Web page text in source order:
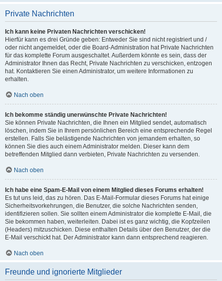
Private Nachrichten
Ich kann keine Privaten Nachrichten verschicken!
Hierfür kann es drei Gründe geben: Entweder Sie sind nicht registriert und /
oder nicht angemeldet, oder die Board-Administration hat Private Nachrichten
für das komplette Forum ausgeschaltet. Außerdem könnte es sein, dass der
Administrator Ihnen das Recht, Private Nachrichten zu verschicken, entzogen
hat. Kontaktieren Sie einen Administrator, um weitere Informationen zu
erhalten.
Nach oben
Ich bekomme ständig unerwünschte Private Nachrichten!
Sie können Private Nachrichten, die Ihnen ein Mitglied sendet, automatisch
löschen, indem Sie in Ihrem persönlichen Bereich eine entsprechende Regel
erstellen. Falls Sie belästigende Nachrichten von jemandem erhalten, so
können Sie dies auch einem Administrator melden. Dieser kann dem
betreffenden Mitglied dann verbieten, Private Nachrichten zu versenden.
Nach oben
Ich habe eine Spam-E-Mail von einem Mitglied dieses Forums erhalten!
Es tut uns leid, das zu hören. Das E-Mail-Formular dieses Forums hat einige
Sicherheitsvorkehrungen, die Benutzer, die solche Nachrichten senden,
identifizieren sollen. Sie sollten einem Administrator die komplette E-Mail, die
Sie bekommen haben, weiterleiten. Dabei ist es ganz wichtig, die Kopfzeilen
(Headers) mitzuschicken. Diese enthalten Details über den Benutzer, der die
E-Mail verschickt hat. Der Administrator kann dann entsprechend reagieren.
Nach oben
Freunde und ignorierte Mitglieder